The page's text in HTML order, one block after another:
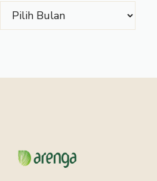
Arsip